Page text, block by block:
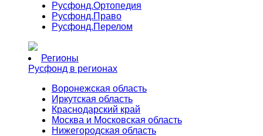
Русфонд.Ортопедия
Русфонд.Право
Русфонд.Перелом
Регионы
Русфонд в регионах
Воронежская область
Иркутская область
Краснодарский край
Москва и Московская область
Нижегородская область